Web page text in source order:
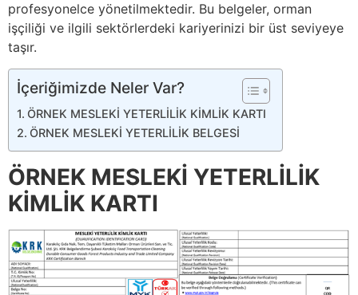
profesyonelce yönetilmektedir. Bu belgeler, orman
işçiliği ve ilgili sektörlerdeki kariyerinizi bir üst seviyeye
taşır.
İçeriğimizde Neler Var?
ÖRNEK MESLEKİ YETERLİLİK KİMLİK KARTI
ÖRNEK MESLEKİ YETERLİLİK BELGESİ
ÖRNEK MESLEKİ YETERLİLİK
KİMLİK KARTI